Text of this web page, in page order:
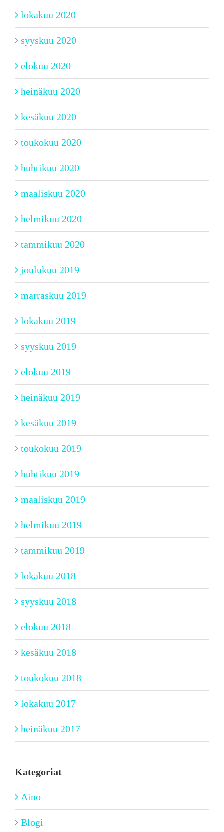
lokakuu 2020
syyskuu 2020
elokuu 2020
heinäkuu 2020
kesäkuu 2020
toukokuu 2020
huhtikuu 2020
maaliskuu 2020
helmikuu 2020
tammikuu 2020
joulukuu 2019
marraskuu 2019
lokakuu 2019
syyskuu 2019
elokuu 2019
heinäkuu 2019
kesäkuu 2019
toukokuu 2019
huhtikuu 2019
maaliskuu 2019
helmikuu 2019
tammikuu 2019
lokakuu 2018
syyskuu 2018
elokuu 2018
kesäkuu 2018
toukokuu 2018
lokakuu 2017
heinäkuu 2017
Kategoriat
Aino
Blogi